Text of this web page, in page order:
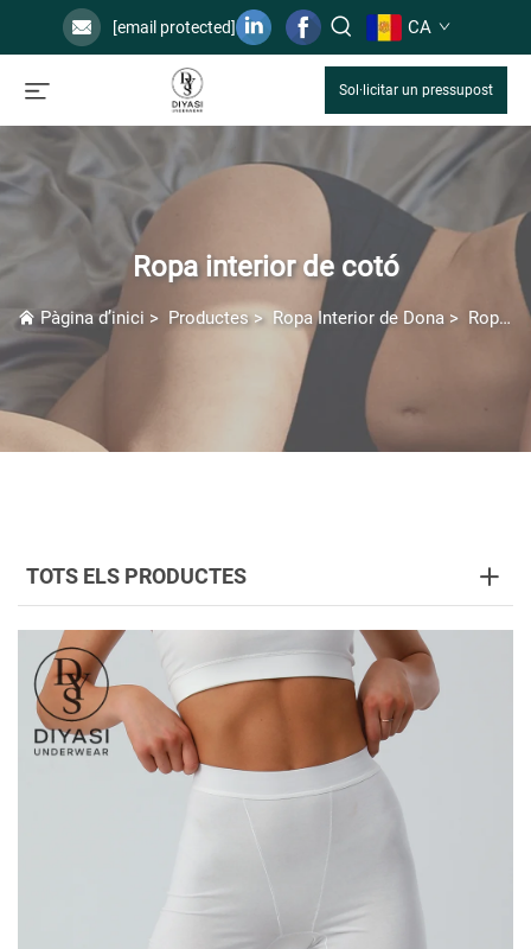
[email protected] CA
Sol·licitar un pressupost
Ropa interior de cotó
Pàgina d’inici > Productes> Ropa Interior de Dona > Ropa interior de cotó
TOTS ELS PRODUCTES